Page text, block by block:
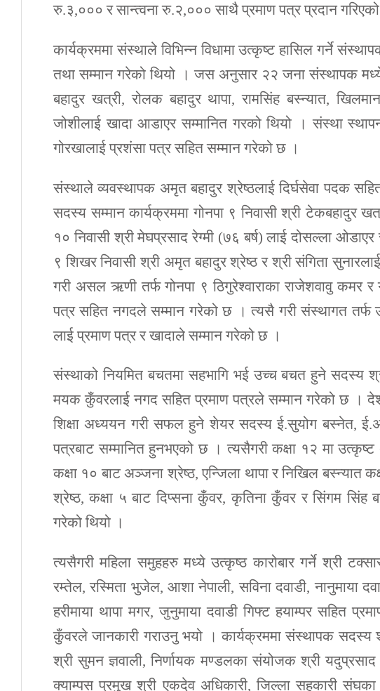
रु.३,००० र सान्त्वना रु.२,००० साथै प्रमाण पत्र प्रदान
कार्यक्रममा संस्थाले विभिन्न विधामा उत्कृष्ट हासिल गर्ने
तथा सम्मान गरेको थियो । जस अनुसार २२ जना संस्थापक
बहादुर खत्री, रोलक बहादुर थापा, रामसिंह बस्न्यात,
जोशीलाई खादा आडाएर सम्मानित गरको थियो । संस्था
गोरखालाई प्रशंसा पत्र सहित सम्मान गरेको छ ।
संस्थाले व्यवस्थापक अमृत बहादुर श्रेष्ठलाई दिर्घसेवा पदक
सदस्य सम्मान कार्यक्रममा गोनपा ९ निवासी श्री टेकबहादुर
१० निवासी श्री मेघप्रसाद रेग्मी (७६ बर्ष) लाई दोसल्ला
९ शिखर निवासी श्री अमृत बहादुर श्रेष्ठ र श्री संगिता
गरी असल ऋणी तर्फ गोनपा ९ ठिगुरेश्वाराका राजेशवावु कमर
पत्र सहित नगदले सम्मान गरेको छ । त्यसै गरी संस्थागत तर्फ
लाई प्रमाण पत्र र खादाले सम्मान गरेको छ ।
संस्थाको नियमित बचतमा सहभागि भई उच्च बचत हुने सदस्य
मयक कुँवरलाई नगद सहित प्रमाण पत्रले सम्मान गरेको छ ।
शिक्षा अध्ययन गरी सफल हुने शेयर सदस्य ई.सुयोग बस्नेत,
पत्रबाट सम्मानित हुनभएको छ । त्यसैगरी कक्षा १२ मा
कक्षा १० बाट अञ्जना श्रेष्ठ, एन्जिला थापा र निखिल बस्न्यात
श्रेष्ठ, कक्षा ५ बाट दिप्सना कुँवर, कृतिना कुँवर र सिंगम सिंह
गरेको थियो ।
त्यसैगरी महिला समुहहरु मध्ये उत्कृष्ठ कारोबार गर्ने श्री
रम्तेल, रस्मिता भुजेल, आशा नेपाली, सविना दवाडी, नानुमाया
हरीमाया थापा मगर, जुनुमाया दवाडी गिफ्ट हयाम्पर सहित
कुँवरले जानकारी गराउनु भयो । कार्यक्रममा संस्थापक सदस्य
श्री सुमन ज्ञवाली, निर्णायक मण्डलका संयोजक श्री यदुप्रसाद
क्याम्पस प्रमुख श्री एकदेव अधिकारी, जिल्ला सहकारी संघका